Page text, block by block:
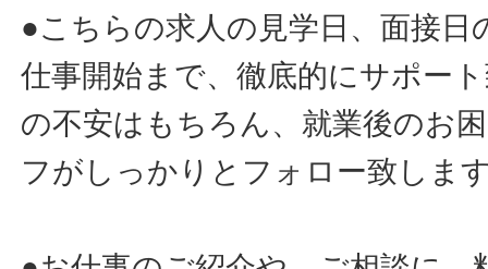
●こちらの求人の見学日、面接日
仕事開始まで、徹底的にサポー
の不安はもちろん、就業後のお
フがしっかりとフォロー致しま